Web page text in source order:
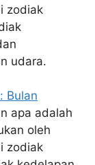
zodiak
udara.
Bulan
apa adalah
oleh
zodiak